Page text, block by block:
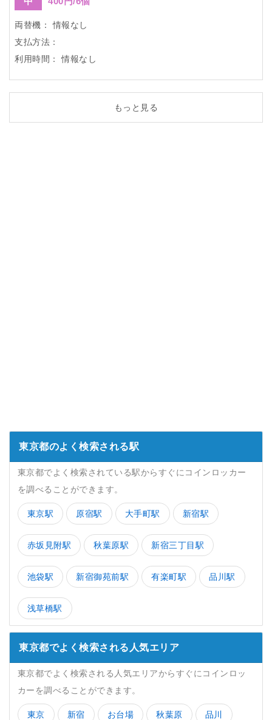
両替機：
情報なし
支払方法：
利用時間：
情報なし
もっと見る
東京都のよく検索される駅
東京都でよく検索されている駅からすぐにコインロッカー
を調べることができます。
東京駅 原宿駅 大手町駅 新宿駅
赤坂見附駅 秋葉原駅 新宿三丁目駅
池袋駅 新宿御苑前駅 有楽町駅 品川駅
浅草橋駅
東京都でよく検索される人気エリア
東京都でよく検索される人気エリアからすぐにコインロッ
カーを調べることができます。
東京 新宿 お台場 秋葉原 品川